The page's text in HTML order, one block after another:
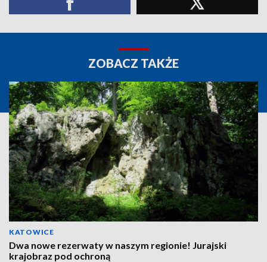
ZOBACZ TAKŻE
KATOWICE
Dwa nowe rezerwaty w naszym regionie! Jurajski
krajobraz pod ochroną